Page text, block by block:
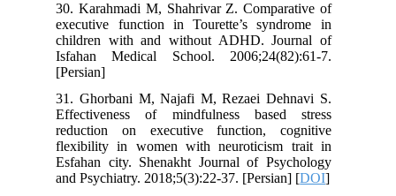
30. Karahmadi M, Shahrivar Z. Comparative of
executive function in Tourette’s syndrome in
children with and without ADHD. Journal of
Isfahan Medical School. 2006;24(82):61-7.
[Persian]
31. Ghorbani M, Najafi M, Rezaei Dehnavi S.
Effectiveness of mindfulness based stress
reduction on executive function, cognitive
flexibility in women with neuroticism trait in
Esfahan city. Shenakht Journal of Psychology
and Psychiatry. 2018;5(3):22-37. [Persian] [DOI